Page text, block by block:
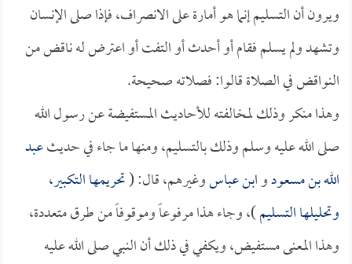
ويرون أن التسليم إنما هو أمارة على الانصراف، فإذا صلى الإنسان
وتشهد ولم يسلم فقام أو أحدث أو التفت أو اعترض له ناقض من
النواقض في الصلاة قالوا: فصلاته صحيحة.
وهذا منكر وذلك لمخالفته للأحاديث المستفيضة عن رسول الله
صلى الله عليه وسلم وذلك بالتسليم، ومنها ما جاء في حديثعبد
الله بن مسعودوابن عباسوغيرهم، قال: (تحريمها التكبير،
وتحليلها التسليم)، وجاء هذا مرفوعاً وموقوفاً من طرق متعددة،
وهذا المعنى مستفيض، ويكفي في ذلك أن النبي صلى الله عليه